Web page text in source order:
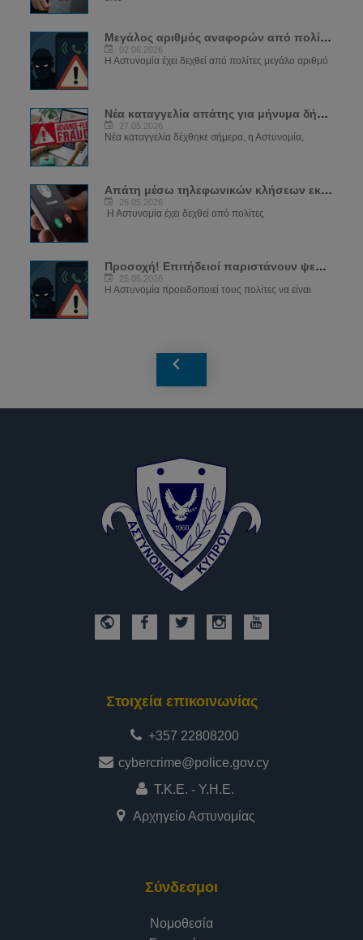
Μεγάλος αριθμός αναφορών από πολίτες για...
02.06.2026
Η Αστυνομία έχει δεχθεί από πολίτες μεγάλο αριθμό
Νέα καταγγελία απάτης για μήνυμα δήθεν...
27.05.2026
Νέα καταγγελία δέχθηκε σήμερα, η Αστυνομία,
Απάτη μέσω τηλεφωνικών κλήσεων εκ μέρους...
26.05.2026
Η Αστυνομία έχει δεχθεί από πολίτες
Προσοχή! Επιτήδειοί παριστάνουν ψευδώς...
25.05.2026
Η Αστυνομία προειδοποιεί τους πολίτες να είναι
Στοιχεία επικοινωνίας
+357 22808200
cybercrime@police.gov.cy
Τ.Κ.Ε. - Υ.Η.Ε.
Αρχηγείο Αστυνομίας
Σύνδεσμοι
Νομοθεσία